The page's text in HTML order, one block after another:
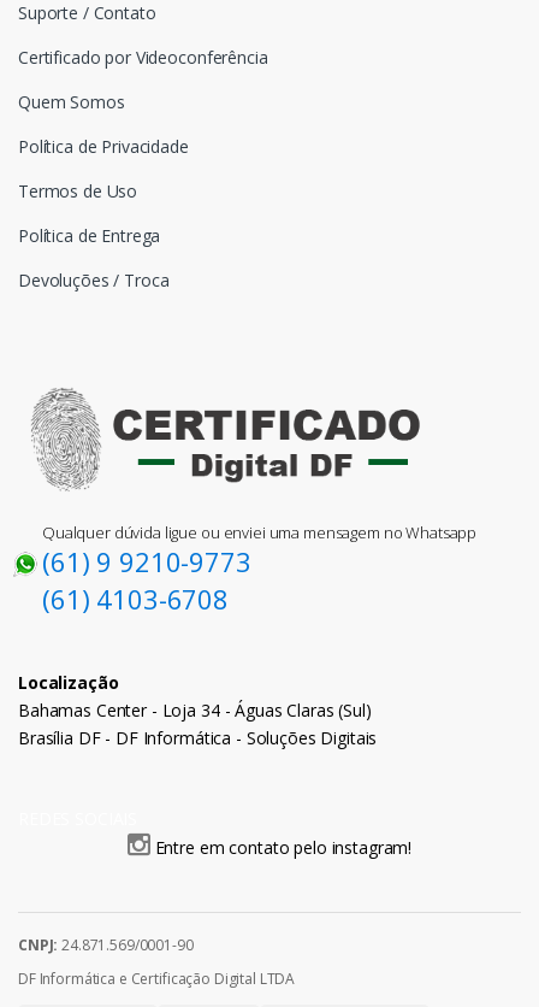
Suporte / Contato
Certificado por Videoconferência
Quem Somos
Política de Privacidade
Termos de Uso
Política de Entrega
Devoluções / Troca
Qualquer dúvida ligue ou enviei uma mensagem no Whatsapp
(61) 9 9210-9773
(61) 4103-6708
Localização
Bahamas Center - Loja 34 - Águas Claras (Sul)
Brasília DF - DF Informática - Soluções Digitais
Entre em contato pelo instagram!
CNPJ: 24.871.569/0001-90
DF Informática e Certificação Digital LTDA